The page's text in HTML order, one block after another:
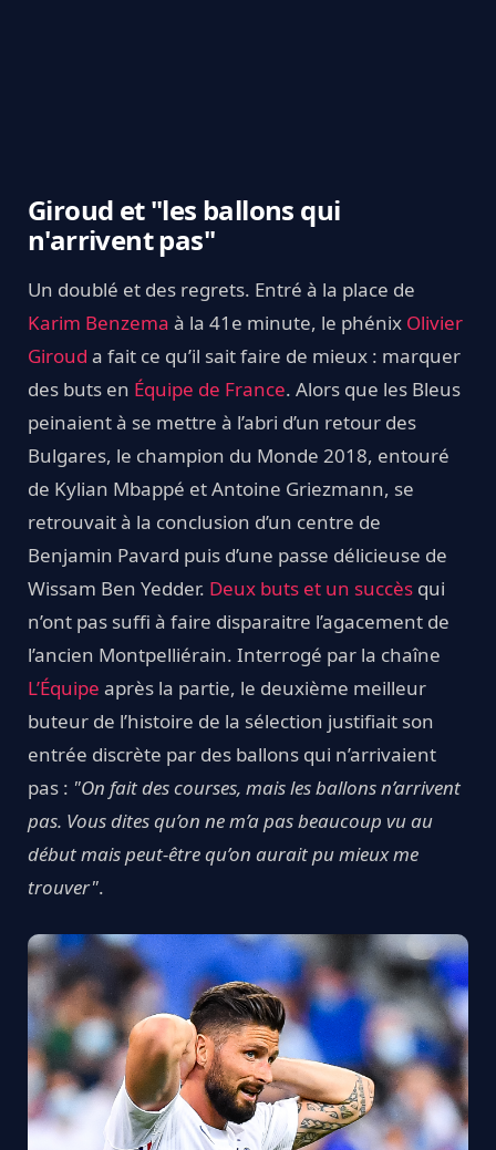
Giroud et "les ballons qui
n'arrivent pas"
Un doublé et des regrets. Entré à la place de
Karim Benzema à la 41e minute, le phénix Olivier
Giroud a fait ce qu’il sait faire de mieux : marquer
des buts en Équipe de France. Alors que les Bleus
peinaient à se mettre à l’abri d’un retour des
Bulgares, le champion du Monde 2018, entouré
de Kylian Mbappé et Antoine Griezmann, se
retrouvait à la conclusion d’un centre de
Benjamin Pavard puis d’une passe délicieuse de
Wissam Ben Yedder. Deux buts et un succès qui
n’ont pas suffi à faire disparaitre l’agacement de
l’ancien Montpelliérain. Interrogé par la chaîne
L’Équipe après la partie, le deuxième meilleur
buteur de l’histoire de la sélection justifiait son
entrée discrète par des ballons qui n’arrivaient
pas : "On fait des courses, mais les ballons n’arrivent
pas. Vous dites qu’on ne m’a pas beaucoup vu au
début mais peut-être qu’on aurait pu mieux me
trouver".